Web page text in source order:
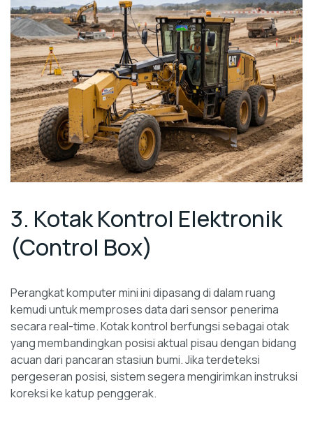
3. Kotak Kontrol Elektronik
(Control Box)
Perangkat komputer mini ini dipasang di dalam ruang
kemudi untuk memproses data dari sensor penerima
secara real-time. Kotak kontrol berfungsi sebagai otak
yang membandingkan posisi aktual pisau dengan bidang
acuan dari pancaran stasiun bumi. Jika terdeteksi
pergeseran posisi, sistem segera mengirimkan instruksi
koreksi ke katup penggerak.